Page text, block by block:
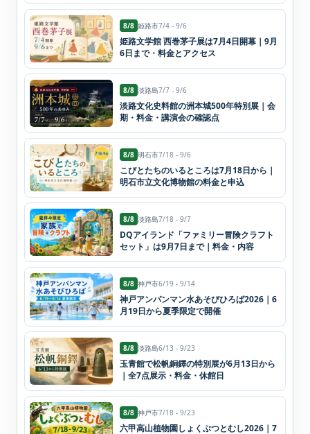
8/8 姫路市7/4 - 9/6
姫路文学館 西巻茅子展は7月4日開幕｜9月
6日まで・料金とアクセス
8/8 淡路島7/7 - 9/6
淡路文化史料館の洲本城500年特別展｜会
期・料金・講演会の確認点
8/8 明石市7/18 - 9/6
こびとたちのいるところは7月18日から｜
明石市立文化博物館の料金と申込
8/8 淡路島7/18 - 9/7
DQアイランド「ファミリー冒険クラフト
セット」は9月7日まで｜料金・内容
8/8 神戸市6/19 - 9/14
神戸アンパンマン水あそびひろば2026｜6
月19日から夏季限定で開催
8/8 淡路島6/13 - 9/23
玉青館で松帆銅鐸の特別展が6月13日から
｜全7点展示・料金・休館日
8/8 神戸市7/18 - 9/23
六甲高山植物園しょくぶつとむし2026｜7